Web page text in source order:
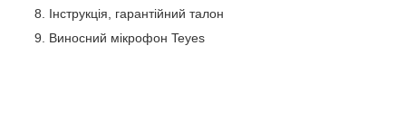
Інструкція, гарантійний талон
Виносний мікрофон Teyes